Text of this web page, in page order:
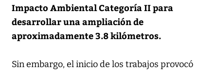
Impacto Ambiental Categoría II para
desarrollar una ampliación de
aproximadamente 3.8 kilómetros.
Sin embargo, el inicio de los trabajos provocó